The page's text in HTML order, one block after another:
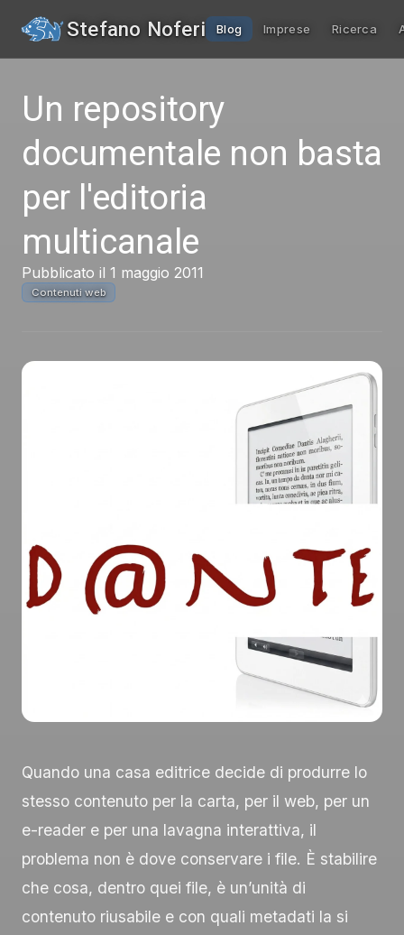
Stefano Noferi Blog Imprese Ricerca
Un repository
documentale non basta
per l'editoria
multicanale
Pubblicato il 1 maggio 2011
Contenuti web
Quando una casa editrice decide di produrre lo
stesso contenuto per la carta, per il web, per un
e-reader e per una lavagna interattiva, il
problema non è dove conservare i file. È stabilire
che cosa, dentro quei file, è un’unità di
contenuto riusabile e con quali metadati la si